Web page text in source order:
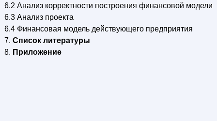
6.2 Анализ корректности построения финансовой модели
6.3 Анализ проекта
6.4 Финансовая модель действующего предприятия
7. Список литературы
8. Приложение